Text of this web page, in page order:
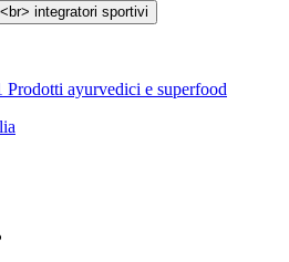
Prodotti ayurvedici e superfood